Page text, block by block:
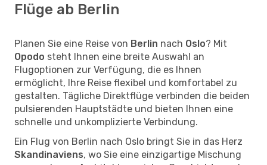
Flüge ab Berlin
Planen Sie eine Reise von Berlin nach Oslo? Mit
Opodo steht Ihnen eine breite Auswahl an
Flugoptionen zur Verfügung, die es Ihnen
ermöglicht, Ihre Reise flexibel und komfortabel zu
gestalten. Tägliche Direktflüge verbinden die beiden
pulsierenden Hauptstädte und bieten Ihnen eine
schnelle und unkomplizierte Verbindung.
Ein Flug von Berlin nach Oslo bringt Sie in das Herz
Skandinaviens, wo Sie eine einzigartige Mischung